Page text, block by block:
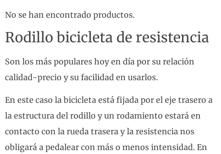
No se han encontrado productos.
Rodillo bicicleta de resistencia
Son los más populares hoy en día por su relación
calidad-precio y su facilidad en usarlos.
En este caso la bicicleta está fijada por el eje trasero a
la estructura del rodillo y un rodamiento estará en
contacto con la rueda trasera y la resistencia nos
obligará a pedalear con más o menos intensidad. En